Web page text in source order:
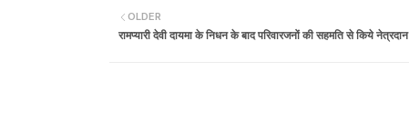
OLDER
रामप्यारी देवी दायमा के निधन के बाद परिवारजनों की सहमति से किये नेत्रदान